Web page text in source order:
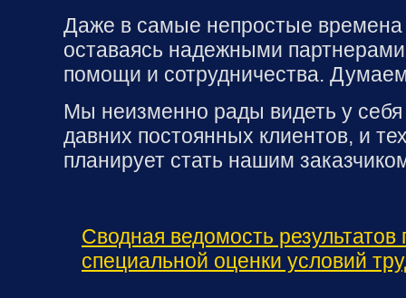
Даже в самые непростые
оставаясь надежными
помощи и сотрудничества.
Мы неизменно рады видеть у себя
давних постоянных клиентов, и
планирует стать нашим
Сводная ведомость результатов
специальной оценки условий